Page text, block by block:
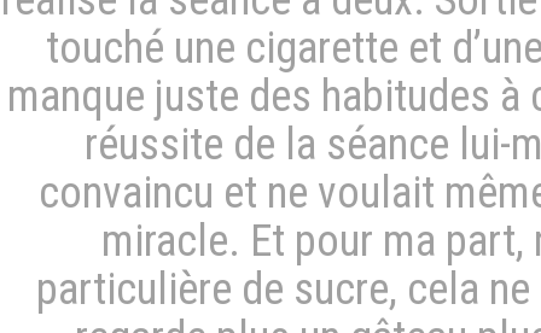
touché une cigarette et
manque juste des habitudes
réussite de la séance lui-
convaincu et ne voulait
miracle. Et pour ma
particulière de sucre, cela